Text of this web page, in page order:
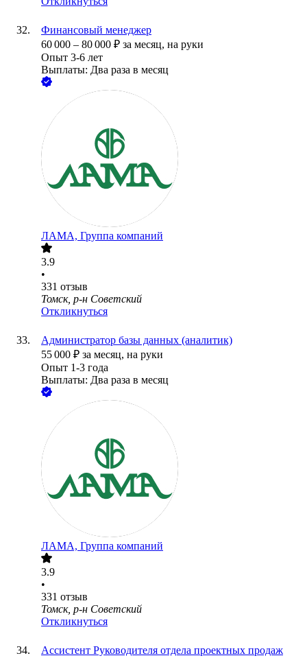
Финансовый менеджер
60 000 – 80 000 ₽ за месяц, на руки
Опыт 3-6 лет
Выплаты: Два раза в месяц
ЛАМА, Группа компаний
3.9
•
331 отзыв
Томск, р-н Советский
Откликнуться
Администратор базы данных (аналитик)
55 000 ₽ за месяц, на руки
Опыт 1-3 года
Выплаты: Два раза в месяц
ЛАМА, Группа компаний
3.9
•
331 отзыв
Томск, р-н Советский
Откликнуться
Ассистент Руководителя отдела проектных продаж